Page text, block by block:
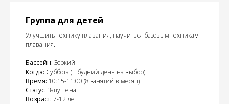
Группа для детей
Улучшить технику плавания, научиться базовым техникам
плавания.
Бассейн: Зоркий
Когда: Суббота (+ будний день на выбор)
Время: 10:15-11:00 (8 занятий в месяц)
Статус: Запущена
Возраст: 7-12 лет